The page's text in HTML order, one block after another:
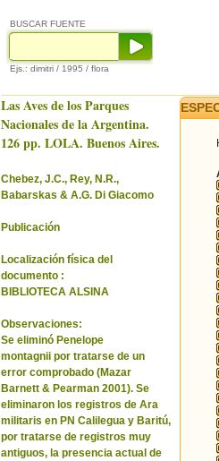
BUSCAR FUENTE
Ejs.: dimitri / 1995 / flora
Las Aves de los Parques
Nacionales de la Argentina.
126 pp. LOLA. Buenos Aires.
Chebez, J.C., Rey, N.R.,
Babarskas & A.G. Di Giacomo
Publicación
Localización física del
documento :
BIBLIOTECA ALSINA
Observaciones:
Se eliminó Penelope
montagnii por tratarse de un
error comprobado (Mazar
Barnett & Pearman 2001). Se
eliminaron los registros de Ara
militaris en PN Calilegua y Baritú,
por tratarse de registros muy
antiguos, la presencia actual de